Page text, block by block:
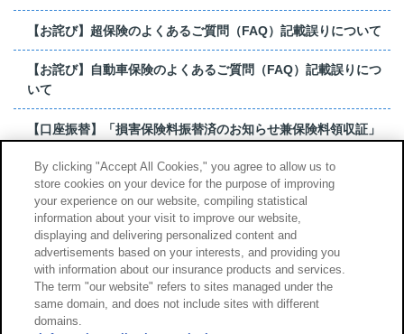
【お詫び】超保険のよくあるご質問（FAQ）記載誤りについて
【お詫び】自動車保険のよくあるご質問（FAQ）記載誤りにつ
いて
【口座振替】「損害保険料振替済のお知らせ兼保険料領収証」
【お詫び】超保険のよくあるご質問（FAQ）記載誤りについて
もっと見る
サイトのご利用について
勧誘方針
By clicking "Accept All Cookies," you agree to allow us to
store cookies on your device for the purpose of improving
your experience on our website, compiling statistical
information about your visit to improve our website,
displaying and delivering personalized content and
advertisements based on your interests, and providing you
with information about our insurance products and services.
The term "our website" refers to sites managed under the
same domain, and does not include sites with different
domains.